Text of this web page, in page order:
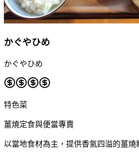
かぐやひめ
かぐやひめ
特色菜
薑燒定食與便當專賣
以當地食材為主，提供香氣四溢的薑